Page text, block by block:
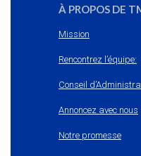
À PROPOS DE
Mission
Rencontrez l’équipe:
Conseil
Annoncez avec nous
Notre promesse